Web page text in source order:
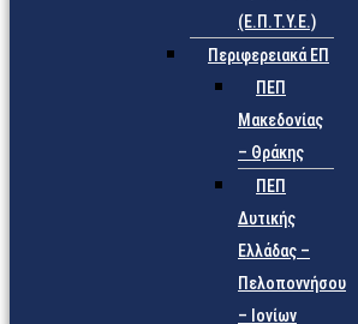
(Ε.Π.Τ.Υ.Ε.)
Περιφερειακά ΕΠ
ΠΕΠ
Μακεδονίας
– Θράκης
ΠΕΠ
Δυτικής
Ελλάδας –
Πελοποννήσου
– Ιονίων